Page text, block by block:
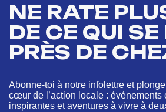
NE RATE
DE CE QUI
PRÈS DE
Abonne-toi à notre infolettre et
cœur de l’action locale : événements
inspirantes et aventures à vivre à